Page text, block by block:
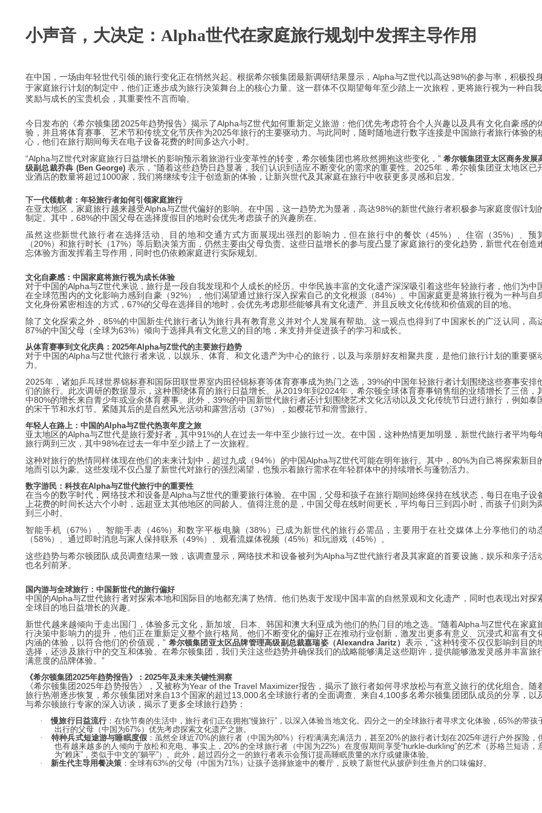
小声音，大决定：Alpha世代在家庭旅行规划中发挥主导作用
在中国，一场由年轻世代引领的旅行变化正在悄然兴起。根据希尔顿集团最新调研结果显示，Alpha与Z世代以高达98%的参与率，积极投
于家庭旅行计划的制定中，他们正逐步成为旅行决策舞台上的核心力量。这一群体不仅期望每年至少踏上一次旅程，更将旅行视为一种自我
奖励与成长的宝贵机会，其重要性不言而喻。
今日发布的《希尔顿集团2025年趋势报告》揭示了Alpha与Z世代如何重新定义旅游：他们优先考虑符合个人兴趣以及具有文化自豪感的
验，并且将体育赛事、艺术节和传统文化节庆作为2025年旅行的主要驱动力。与此同时，随时随地进行数字连接是中国旅行者旅行体验的
心，他们在旅行期间每天在电子设备花费的时间多达六小时。
“Alpha与Z世代对家庭旅行日益增长的影响预示着旅游行业变革性的转变，希尔顿集团也将欣然拥抱这些变化，” 希尔顿集团亚太区商务发展
级副总裁乔犇 (Ben George)表示， “随着这些趋势日趋显著，我们认识到适应不断变化的需求的重要性。2025年，希尔顿集团亚太地区已
业酒店的数量将超过1000家，我们将继续专注于创造新的体验，让新兴世代及其家庭在旅行中收获更多灵感和启发。 ”
下一代领航者：年轻旅行者如何引领家庭旅行
在亚太地区，家庭旅行越来越受Alpha与Z世代偏好的影响。在中国，这一趋势尤为显著，高达98%的新世代旅行者积极参与家庭度假计划
制定。其中，68%的中国父母在选择度假目的地时会优先考虑孩子的兴趣所在。
虽然这些新世代旅行者在选择活动、目的地和交通方式方面展现出强烈的影响力，但在旅行中的餐饮（45%）、住宿（35%）、预
（20%）和旅行时长（17%）等后勤决策方面，仍然主要由父母负责。这些日益增长的参与度凸显了家庭旅行的变化趋势，新世代在创造
忘体验方面发挥着主导作用，同时也仍依赖家庭进行实际规划。
文化自豪感：中国家庭将旅行视为成长体验
对于中国的Alpha与Z世代来说，旅行是一段自我发现和个人成长的经历。中华民族丰富的文化遗产深深吸引着这些年轻旅行者，他们为中
在全球范围内的文化影响力感到自豪（92%），他们渴望通过旅行深入探索自己的文化根源（84%）。中国家庭更是将旅行视为一种与自
文化身份紧密相连的方式，67%的父母在选择目的地时，会优先考虑那些能够具有文化遗产、并且反映文化传统和价值观的目的地。
除了文化探索之外，85%的中国新生代旅行者认为旅行具有教育意义并对个人发展有帮助。这一观点也得到了中国家长的广泛认同，高
87%的中国父母（全球为63%）倾向于选择具有文化意义的目的地，来支持并促进孩子的学习和成长。
从体育赛事到文化庆典：2025年Alpha与Z世代的主要旅行趋势
对于中国的Alpha与Z世代旅行者来说，以娱乐、体育、和文化遗产为中心的旅行，以及与亲朋好友相聚共度，是他们旅行计划的重要驱
力。
2025年，诸如乒乓球世界锦标赛和国际田联世界室内田径锦标赛等体育赛事成为热门之选，39%的中国年轻旅行者计划围绕这些赛事安排
们的旅行。此次调研的数据显示，这种围绕体育的旅行日益增长。从2019年到2024年，希尔顿全球体育赛事销售组的业绩增长了三倍，
中80%的增长来自青少年或业余体育赛事。此外，39%的中国新世代旅行者还计划围绕艺术文化活动以及文化传统节日进行旅行，例如泰
的宋干节和水灯节。紧随其后的是自然风光活动和露营活动（37%），如樱花节和滑雪旅行。
年轻人在路上：中国的Alpha与Z世代热衷年度之旅
亚太地区的Alpha与Z世代是旅行爱好者，其中91%的人在过去一年中至少旅行过一次。在中国，这种热情更加明显，新世代旅行者平均每
旅行两到三次，其中98%在过去一年中至少踏上了一次旅程。
这种对旅行的热情同样体现在他们的未来计划中，超过九成（94%）的中国Alpha与Z世代可能在明年旅行。其中，80%为自己将探索新目
地而引以为豪。这些发现不仅凸显了新世代对旅行的强烈渴望，也预示着旅行需求在年轻群体中的持续增长与蓬勃活力。
数字游民：科技在Alpha与Z世代旅行中的重要性
在当今的数字时代，网络技术和设备是Alpha与Z世代的重要旅行体验。在中国，父母和孩子在旅行期间始终保持在线状态，每日在电子设
上花费的时间长达六个小时，远超亚太其他地区的同龄人。值得注意的是，中国父母在线时间更长，平均每日三到四小时，而孩子们则为
到三小时。
智能手机（67%）、智能手表（46%）和数字平板电脑（38%）已成为新世代的旅行必需品，主要用于在社交媒体上分享他们的动
（58%）、通过即时消息与家人保持联系（49%）、观看流媒体视频（45%）和玩游戏（45%）。
这些趋势与希尔顿团队成员调查结果一致，该调查显示，网络技术和设备被列为Alpha与Z世代旅行者及其家庭的首要设施，娱乐和亲子活
也名列前茅。
国内游与全球旅行：中国新世代的旅行偏好
中国的Alpha与Z世代旅行者对探索本地和国际目的地都充满了热情。他们热衷于发现中国丰富的自然景观和文化遗产，同时也表现出对探
全球目的地日益增长的兴趣。
新世代越来越倾向于走出国门，体验多元文化，新加坡、日本、韩国和澳大利亚成为他们的热门目的地之选。“随着Alpha与Z世代在家庭
行决策中影响力的提升，他们正在重新定义整个旅行格局。他们不断变化的偏好正在推动行业创新，激发出更多有意义、沉浸式和富有文
内涵的体验，以符合他们的价值观，” 希尔顿集团亚太区品牌管理高级副总裁嘉瑞姿（Alexandra Jaritz） 表示，“这种转变不仅仅影响到目的
选择，还涉及旅行中的交互和体验。在希尔顿集团，我们关注这些趋势并确保我们的战略能够满足这些期许，提供能够激发灵感并丰富旅
满意度的品牌体验。”
《希尔顿集团2025年趋势报告》：2025年及未来关键性洞察
《希尔顿集团2025年趋势报告》，又被称为Year of the Travel Maximizer报告，揭示了旅行者如何寻求放松与有意义旅行的优化组合。随
旅行热潮逐步恢复，希尔顿集团对来自13个国家的超过13,000名全球旅行者的全面调查、来自4,100多名希尔顿集团团队成员的分享，以
与希尔顿旅行专家的深入访谈，揭示了更多全球旅行趋势：
· 慢旅行日益流行：在快节奏的生活中，旅行者们正在拥抱“慢旅行”，以深入体验当地文化。四分之一的全球旅行者寻求文化体验，65%的带孩
出行的父母（中国为67%）优先考虑探索文化遗产之旅。
·
特种兵式短途游与睡眠度假：虽然全球近70%的旅行者（中国为80%）行程满满充满活力，甚至20%的旅行者计划在2025年进行户外探险，
也有越来越多的人倾向于放松和充电。事实上，20%的全球旅行者（中国为22%）在度假期间享受“hurkle-durkling”的艺术（苏格兰短语，
为“赖床”，类似于中文的“躺平”）。此外，超过四分之一的旅行者表示会预订提高睡眠质量的水疗或健康体验。
·
新生代主导用餐决策 ：全球有63%的父母（中国为71%）让孩子选择旅途中的餐厅，反映了新世代从披萨到生鱼片的口味偏好。